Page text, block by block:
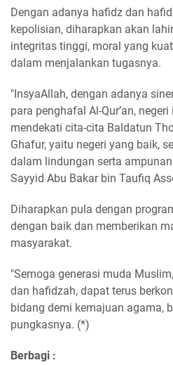
Dengan adanya hafidz dan
kepolisian, diharapkan akan
integritas tinggi, moral yang
dalam menjalankan tugasnya.
"InsyaAllah, dengan adanya
para penghafal Al-Qur’an,
mendekati cita-cita Baldatun
Ghafur, yaitu negeri yang baik,
dalam lindungan serta
Sayyid Abu Bakar bin Taufiq
Diharapkan pula dengan
dengan baik dan memberikan
masyarakat.
"Semoga generasi muda
dan hafidzah, dapat terus
bidang demi kemajuan agama,
pungkasnya. (*)
Berbagi :